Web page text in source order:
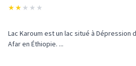
★★ ★ ★ ★
Lac Karoum est un lac situé à Dépression
Afar en Éthiopie. ...